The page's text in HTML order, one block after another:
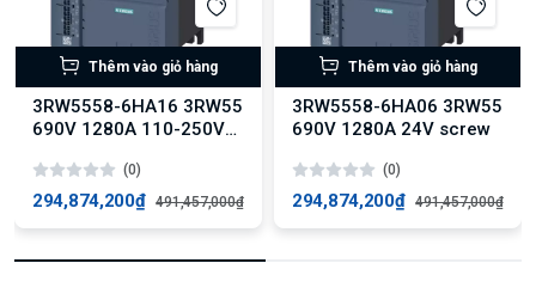
Thêm vào giỏ hàng
3RW5558-6HA16 3RW55
690V 1280A 110-250V
(0)
294,874,200₫ 491,457,000₫
Thêm vào giỏ hàng
3RW5558-6HA06 3RW55
690V 1280A 24V screw
(0)
294,874,200₫ 491,457,000₫